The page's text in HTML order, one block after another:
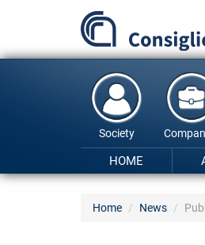
content
Society
HOME
Home News